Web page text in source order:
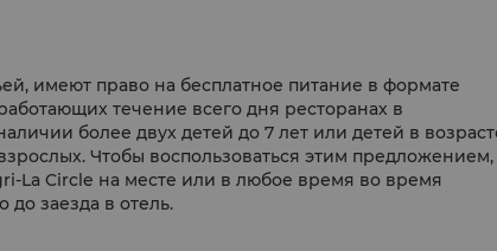
имеют право на бесплатное питание в формате
течение всего дня ресторанах в
более двух детей до 7 лет или детей в
Чтобы воспользоваться этим предложением,
La Circle на месте или в любое время во время
заезда в отель.